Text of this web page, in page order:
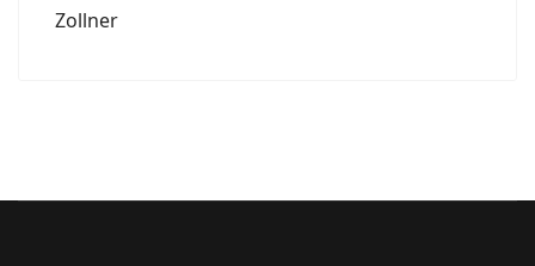
Zollner